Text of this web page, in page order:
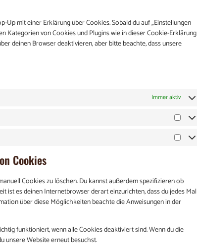
Up mit einer Erklärung über Cookies. Sobald du auf „Einstellungen
Kategorien von Cookies und Plugins wie in dieser Cookie-Erklärung
deinen Browser deaktivieren, aber bitte beachte, dass unsere
Immer aktiv
Cookies
Cookies zu löschen. Du kannst außerdem spezifizieren ob
ist es deinen Internetbrowser derart einzurichten, dass du jedes Mal
über diese Möglichkeiten beachte die Anweisungen in der
funktioniert, wenn alle Cookies deaktiviert sind. Wenn du die
unsere Website erneut besuchst.